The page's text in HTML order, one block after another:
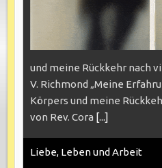
und meine Rückkehr nach
V. Richmond „Meine
Körpers und meine
von Rev. Cora [...]
Liebe, Leben und Arbeit